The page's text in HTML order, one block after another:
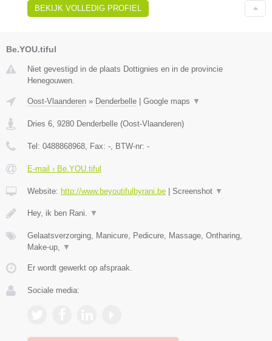
BEKIJK VOLLEDIG PROFIEL
Be.YOU.tiful
Niet gevestigd in de plaats Dottignies en in de provincie
Henegouwen.
Oost-Vlaanderen » Denderbelle | Google maps ▼
Dries 6 9280 Denderbelle (Oost-Vlaanderen)
Tel: 0488868968 , Fax: - , BTW-nr: -
E-mail › Be.YOU.tiful
Website: http://www.beyoutifulbyrani.be | Screenshot ▼
Hey, ik ben Rani. ▼
Gelaatsverzorging, Manicure, Pedicure, Massage, Ontharing,
Make-up,
▼
Er wordt gewerkt op afspraak.
Sociale media: